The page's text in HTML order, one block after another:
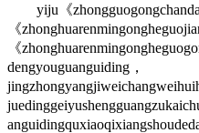
yiju《
《
《
dengyouguanguiding，